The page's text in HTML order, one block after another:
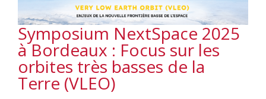
Symposium NextSpace 2025
à Bordeaux : Focus sur les
orbites très basses de la
Terre (VLEO)